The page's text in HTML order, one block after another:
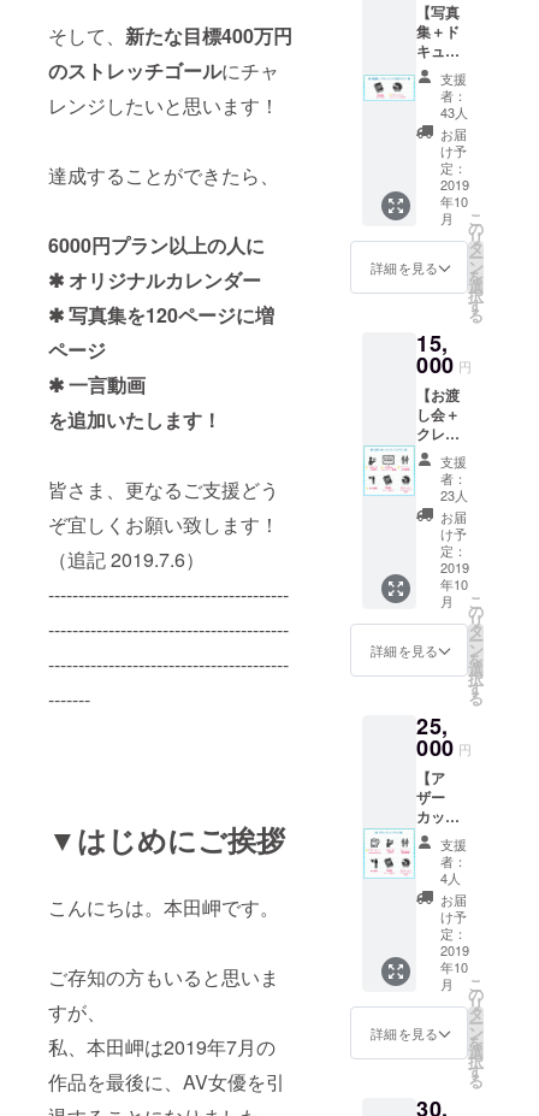
そして、 新たな目標400万円
のストレッチゴールにチャ
レンジしたいと思います！
達成することができたら、
6000円プラン以上の人に
✱ オリジナルカレンダー
✱ 写真集を120ページに増
ページ
✱ 一言動画
を追加いたします！
皆さま、更なるご支援どう
ぞ宜しくお願い致します！
（追記 2019.7.6）
----------------------------------------
----------------------------------------
----------------------------------------
-------
▼はじめにご挨拶
こんにちは。本田岬です。
ご存知の方もいると思いま
すが、
私、本田岬は2019年7月の
作品を最後に、AV女優を引
【写真
集＋ド
キュメ
ント
DVDプ
ラン】 •
写真集
（サイ
ン入
り） •ド
キュメ
ント
DVD ※
配送料
込み
支援
者：
43人
お届
け予
定：
2019
年10
月
詳細を見る
こ
の
リ
タ
ー
ン
を
選
択
す
る
15,
000 円
【お渡
し会＋
クレ
ジット
プラ
ン】 •写
真集
（サイ
ン＋宛
名入
り） •ド
キュメ
ント
DVD •お
渡し会
参加券 •
ショッ
ト券(カ
メラは
ご用意
くださ
い） •本
人挨拶 •
クレ
ジット
掲載 ※
お渡し
会は
2019年
9月28日
(土)都内
某所に
て ※ク
お名前
支援
者：
23人
お届
け予
定：
2019
年10
月
詳細を見る
こ
の
リ
タ
ー
ン
を
選
択
す
る
25,
000 円
【ア
ザー
カット
プラ
ン】 •写
真集
（サイ
ン入り
＋宛名
入り） •
ドキュ
メント
DVD •お
渡し会
参加券 •
ツー
ト券 •本
支援
者：
4人
お届
け予
定：
2019
年10
月
詳細を見る
こ
の
リ
タ
ー
ン
を
選
択
す
る
30,